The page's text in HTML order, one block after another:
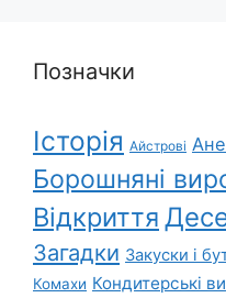
Позначки
Історія Айстрові
Борошняні
Відкриття
Загадки Закуски і
Комахи Кондитерські